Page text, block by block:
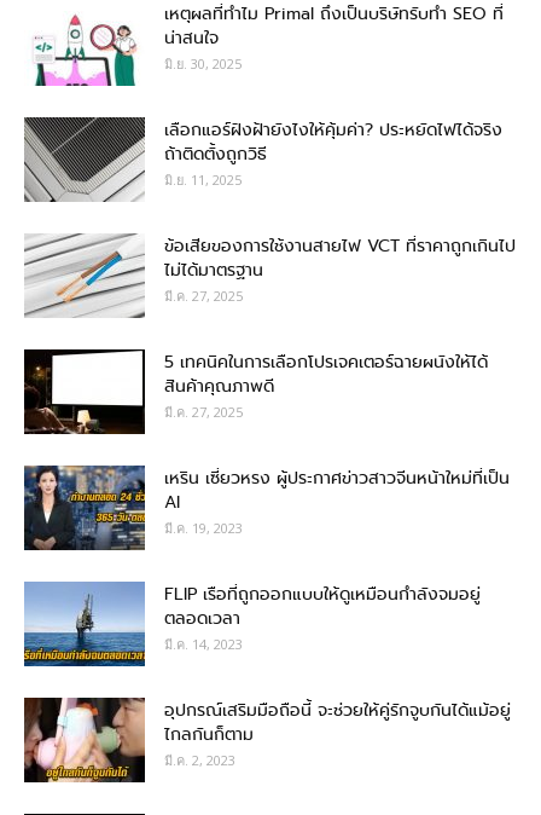
เหตุผลที่ทำไม Primal ถึงเป็นบริษัทรับทำ SEO ที่
น่าสนใจ
มิ.ย. 30, 2025
เลือกแอร์ฝังฝ้ายังไงให้คุ้มค่า? ประหยัดไฟได้จริง
ถ้าติดตั้งถูกวิธี
มิ.ย. 11, 2025
ข้อเสียของการใช้งานสายไฟ VCT ที่ราคาถูกเกินไป
ไม่ได้มาตรฐาน
มี.ค. 27, 2025
5 เทคนิคในการเลือกโปรเจคเตอร์ฉายผนังให้ได้
สินค้าคุณภาพดี
มี.ค. 27, 2025
เหริน เซี่ยวหรง ผู้ประกาศข่าวสาวจีนหน้าใหม่ที่เป็น
AI
มี.ค. 19, 2023
FLIP เรือที่ถูกออกแบบให้ดูเหมือนกำลังจมอยู่
ตลอดเวลา
มี.ค. 14, 2023
อุปกรณ์เสริมมือถือนี้ จะช่วยให้คู่รักจูบกันได้แม้อยู่
ไกลกันก็ตาม
มี.ค. 2, 2023